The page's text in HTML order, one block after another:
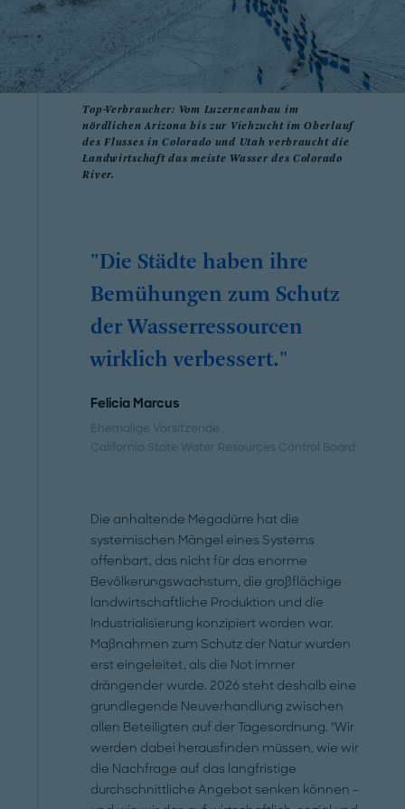
Top-Verbraucher: Vom Luzerneanbau im
nördlichen Arizona bis zur Viehzucht im Oberlauf
des Flusses in Colorado und Utah verbraucht die
Landwirtschaft das meiste Wasser des Colorado
River.
"Die Städte haben ihre
Bemühungen zum Schutz
der Wasserressourcen
wirklich verbessert."
Felicia Marcus
Ehemalige Vorsitzende
California State Water Resources Control Board
Die anhaltende Megadürre hat die
systemischen Mängel eines Systems
offenbart, das nicht für das enorme
Bevölkerungswachstum, die großflächige
landwirtschaftliche Produktion und die
Industrialisierung konzipiert worden war.
Maßnahmen zum Schutz der Natur wurden
erst eingeleitet, als die Not immer
drängender wurde. 2026 steht deshalb eine
grundlegende Neuverhandlung zwischen
allen Beteiligten auf der Tagesordnung. "Wir
werden dabei herausfinden müssen, wie wir
die Nachfrage auf das langfristige
durchschnittliche Angebot senken können –